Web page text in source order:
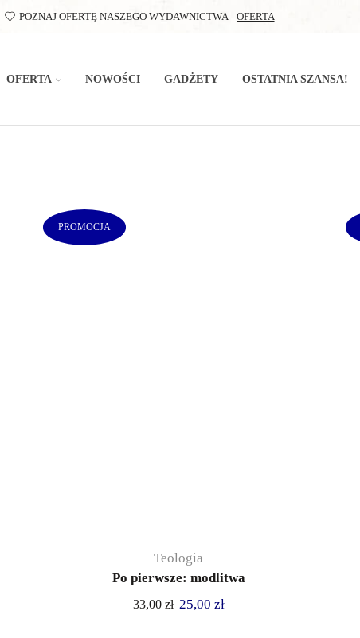
POZNAJ OFERTĘ NASZEGO WYDAWNICTWA OFERTA
OFERTA NOWOŚCI GADŻETY OSTATNIA SZANSA!
PROMOCJA
Teologia
Po pierwsze: modlitwa
33,00zł 25,00 zł